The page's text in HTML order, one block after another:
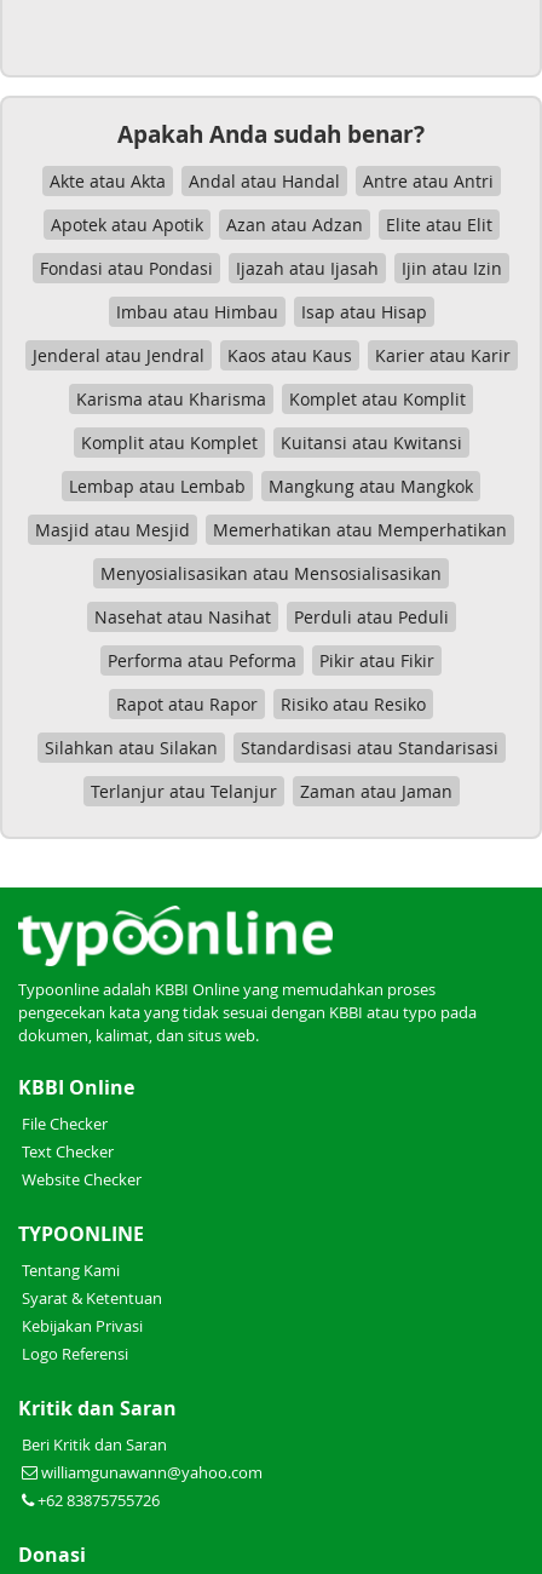
Apakah Anda sudah benar?
Akte atau Akta Andal atau Handal
Antre atau Antri
Apotek atau Apotik
Azan atau Adzan
Elite atau Elit
Fondasi atau Pondasi
Ijazah atau Ijasah
Ijin atau Izin
Imbau atau Himbau
Isap atau Hisap
Jenderal atau Jendral
Kaos atau Kaus
Karier atau Karir
Karisma atau Kharisma
Komplet atau Komplit
Komplit atau Komplet
Kuitansi atau Kwitansi
Lembap atau Lembab
Mangkung atau Mangkok
Masjid atau Mesjid
Memerhatikan atau Memperhatikan
Menyosialisasikan atau Mensosialisasikan
Nasehat atau Nasihat
Perduli atau Peduli
Performa atau Peforma
Pikir atau Fikir
Rapot atau Rapor
Risiko atau Resiko
Silahkan atau Silakan
Standardisasi atau Standarisasi
Terlanjur atau Telanjur
Zaman atau Jaman
Typoonline adalah KBBI Online yang memudahkan proses
pengecekan kata yang tidak sesuai dengan KBBI atau typo pada
dokumen, kalimat, dan situs web.
KBBI Online
File Checker
Text Checker
Website Checker
TYPOONLINE
Tentang Kami
Syarat & Ketentuan
Kebijakan Privasi
Logo Referensi
Kritik dan Saran
Beri Kritik dan Saran
williamgunawann@yahoo.com
+62 83875755726
Donasi